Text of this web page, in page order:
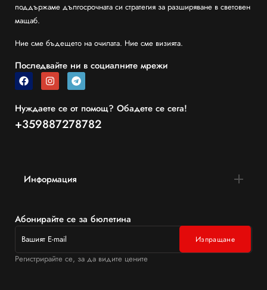
поддържаме дългосрочната си стратегия за разширяване в световен
мащаб.
Ние сме бъдещето на очилата. Ние сме визията.
Последвайте ни в социалните мрежи
Нуждаете се от помощ? Обадете се сега!
+359887278782
Информация
Абонирайте се за бюлетина
Регистрирайте се, за да видите цените